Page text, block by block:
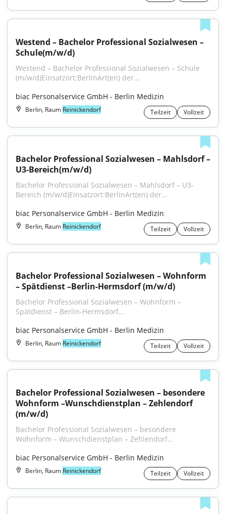
Westend – Bachelor Professional Sozialwesen –
Schule(m/w/d)
Westend – Bachelor Professional Sozialwesen – Schule
(m⁠/⁠w⁠/⁠d)Einsatzort:BerlinArt(en) der...
biac Personalservice GmbH - Berlin Medizin
Berlin, Raum Reinickendorf Teilzeit Vollzeit
Bachelor Professional Sozialwesen – Mahlsdorf –
U3-Bereich(m/w/d)
Bachelor Professional Sozialwesen – Mahlsdorf – U3-
Bereich (m⁠/⁠w⁠/⁠d)Einsatzort:BerlinArt(en) der...
biac Personalservice GmbH - Berlin Medizin
Berlin, Raum Reinickendorf Teilzeit Vollzeit
Bachelor Professional Sozialwesen – Wohnform
– Spätdienst –Berlin-Hermsdorf (m/w/d)
Bachelor Professional Sozialwesen – Wohnform –
Spätdienst – Berlin-Hermsdorf...
biac Personalservice GmbH - Berlin Medizin
Berlin, Raum Reinickendorf Teilzeit Vollzeit
Bachelor Professional Sozialwesen – besondere
Wohnform –Wunschdienstplan – Zehlendorf
(m/w/d)
Bachelor Professional Sozialwesen – besondere
Wohnform – Wunschdienstplan – Zehlendorf...
biac Personalservice GmbH - Berlin Medizin
Berlin, Raum Reinickendorf Teilzeit Vollzeit